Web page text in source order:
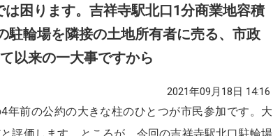
は困ります。吉祥寺駅北口1分商業地容積
駐輪場を隣接の土地所有者に売る、市政
以来の一大事ですから
2021年09月18日 14:16
年前の公約の大きな柱のひとつが市民参加です。大